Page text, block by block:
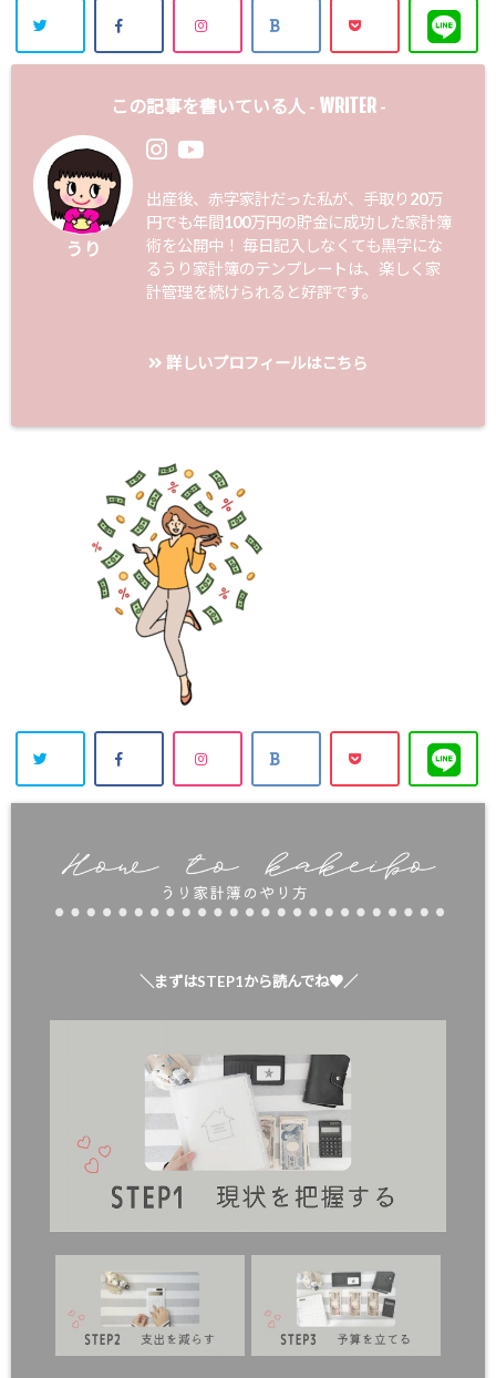
この記事を書いている人 - WRITER-
うり
出産後、赤字家計だった私が、手取り20万
円でも年間100万円の貯金に成功した家計簿
術を公開中！ 毎日記入しなくても黒字にな
るうり家計簿のテンプレートは、楽しく家
計管理を続けられると好評です。
詳しいプロフィールはこちら
＼まずはSTEP1から読んでね♥／